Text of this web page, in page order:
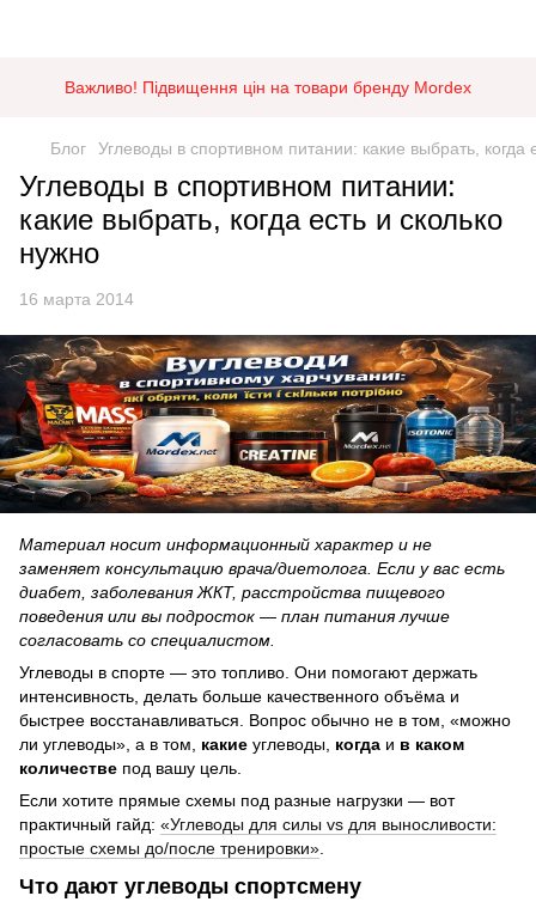
Важливо! Підвищення цін на товари бренду Mordex
Блог Углеводы в спортивном питании: какие выбрать, когда
Углеводы в спортивном питании:
какие выбрать, когда есть и сколько
нужно
16 марта 2014
Материал носит информационный характер и не
заменяет консультацию врача/диетолога. Если у вас есть
диабет, заболевания ЖКТ, расстройства пищевого
поведения или вы подросток — план питания лучше
согласовать со специалистом.
Углеводы в спорте — это топливо. Они помогают держать
интенсивность, делать больше качественного объёма и
быстрее восстанавливаться. Вопрос обычно не в том, «можно
ли углеводы», а в том, какие углеводы, когда и в каком
количестве под вашу цель.
Если хотите прямые схемы под разные нагрузки — вот
практичный гайд: «Углеводы для силы vs для выносливости:
простые схемы до/после тренировки».
Что дают углеводы спортсмену